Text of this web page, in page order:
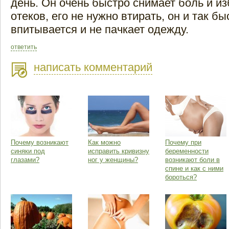
день. Он очень быстро снимает боль и
отеков, его не нужно втирать, он и так
впитывается и не пачкает одежду.
ответить
написать комментарий
Почему возникают
синяки под
глазами?
Как можно
исправить кривизну
ног у женщины?
Почему при
беременности
возникают боли в
спине и как с ними
бороться?